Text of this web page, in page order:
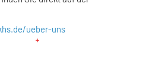
ueber-uns